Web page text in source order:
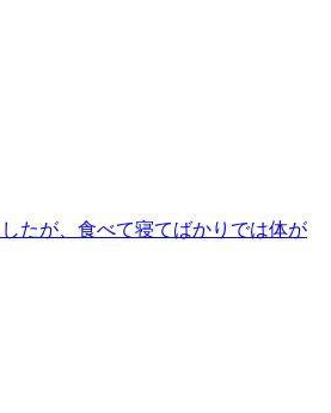
たが、食べて寝てばかりでは体が